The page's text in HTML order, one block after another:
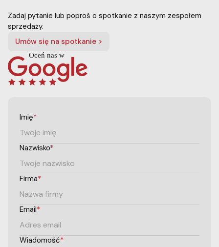
Zadaj pytanie lub poproś o spotkanie z naszym zespołem
sprzedaży.
Umów się na spotkanie >
Imię*
Nazwisko*
Firma*
Email*
Wiadomość*